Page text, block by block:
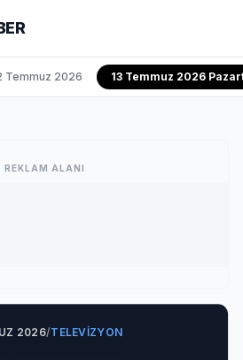
Temmuz 2026 13 Temmuz 2026
REKLAM ALANI
2026/TELEVIZYON